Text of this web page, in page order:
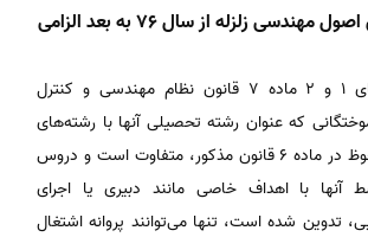
** گذرانیدن درس اصول مهندسی زلزله از سال 76 به بعد الزامی
باتوجه به تبصره‌های 1 و 2 ماده 7 قانون نظام مهندسی و کنترل
که عنوان رشته تحصیلی آنها با رشته‌های
اصلی مهندسی ملحوظ در ماده 6 قانون مذکور، متفاوت است و دروس
آنها با اهداف خاصی مانند دبیری یا اجرای
تدوین شده است، تنها می‌توانند پروانه اشتغال